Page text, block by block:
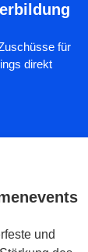
für
direkt
und